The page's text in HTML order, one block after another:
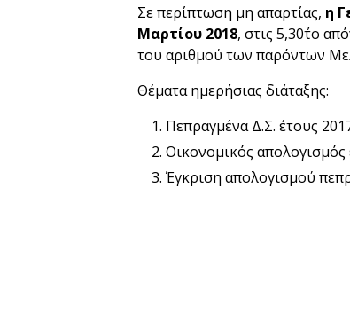
Σε περίπτωση μη απαρτίας, η
Μαρτίου 2018, στις 5,30΄το
του αριθμού των παρόντων
Θέματα ημερήσιας διάταξης:
Πεπραγμένα Δ.Σ. έτους
Οικονομικός απολογισμός
Έγκριση απολογισμού